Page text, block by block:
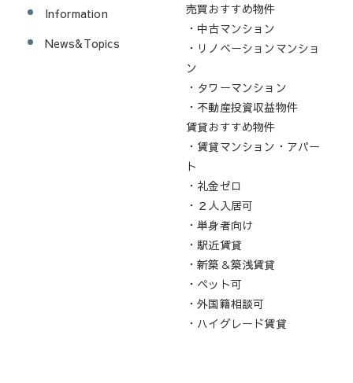
Information
News&Topics
売買おすすめ物件
・中古マンション
・リノベーションマンショ
ン
・タワーマンション
・不動産投資収益物件
賃貸おすすめ物件
・賃貸マンション・アパー
ト
・礼金ゼロ
・２人入居可
・単身者向け
・駅近賃貸
・新築＆築浅賃貸
・ペット可
・外国籍相談可
・ハイグレード賃貸